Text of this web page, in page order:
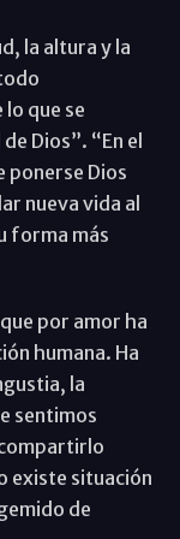
la altura y la
que se
Dios”. “En el
ponerse Dios
nueva vida al
forma más
por amor ha
humana. Ha
la
sentimos
existe situación
de